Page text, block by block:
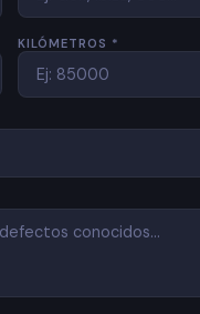
KILÓMETROS *